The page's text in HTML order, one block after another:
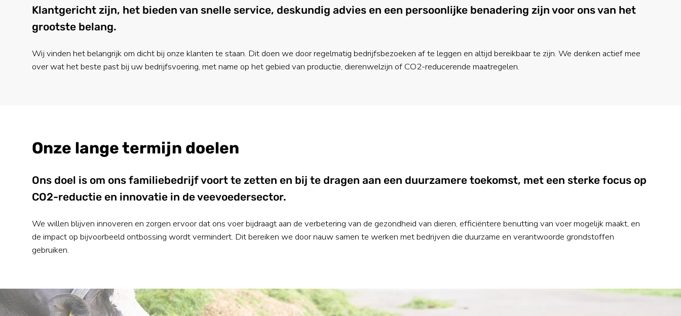
Klantgericht zijn, het bieden van snelle service, deskundig advies en een persoonlijke benadering zijn voor ons van het
grootste belang.
Wij vinden het belangrijk om dicht bij onze klanten te staan. Dit doen we door regelmatig bedrijfsbezoeken af te leggen en altijd bereikbaar te zijn. We denken actief mee
over wat het beste past bij uw bedrijfsvoering, met name op het gebied van productie, dierenwelzijn of CO2-reducerende maatregelen.
Onze lange termijn doelen
We willen blijven innoveren en zorgen ervoor dat ons voer bijdraagt aan de verbetering van de gezondheid van dieren, efficiëntere benutting van voer mogelijk maakt, en
de impact op bijvoorbeeld ontbossing wordt vermindert. Dit bereiken we door nauw samen te werken met bedrijven die duurzame en verantwoorde grondstoffen
gebruiken.
Ons doel is om ons familiebedrijf voort te zetten en bij te dragen aan een duurzamere toekomst, met een sterke focus op
CO2-reductie en innovatie in de veevoedersector.